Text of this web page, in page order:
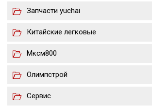
Запчасти yuchai
Китайские легковые
Мксм800
Олимпстрой
Сервис